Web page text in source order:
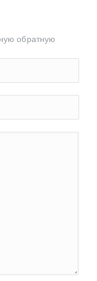
обратную